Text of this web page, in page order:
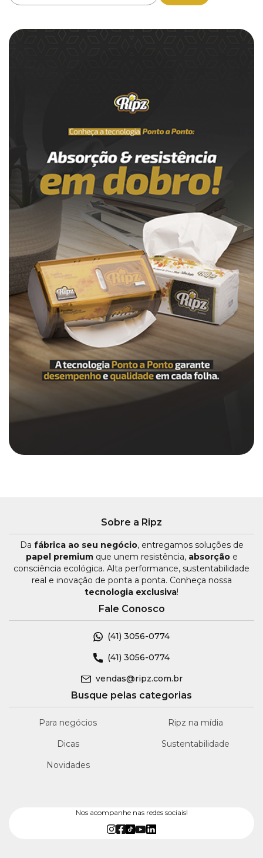
Sobre a Ripz
Da fábrica ao seu negócio, entregamos soluções de
papel premiumque unem resistência, absorçãoe
consciência ecológica. Alta performance, sustentabilidade
real e inovação de ponta a ponta. Conheça nossa
tecnologia exclusiva!
Fale Conosco
(41) 3056-0774
(41) 3056-0774
vendas@ripz.com.br
Busque pelas categorias
Para negócios
Dicas
Novidades
Ripz na mídia
Sustentabilidade
Nos acompanhe nas redes sociais!